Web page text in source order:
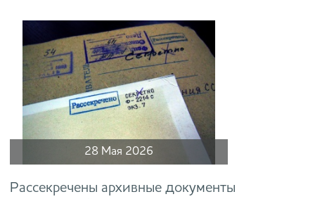
28 Мая 2026
Рассекречены архивные документы